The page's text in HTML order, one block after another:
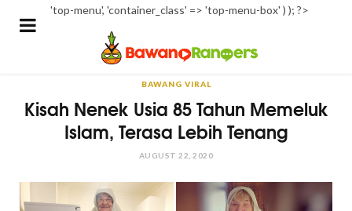
'top-menu', 'container_class' => 'top-menu-box' ) ); ?>
BAWANG VIRAL
Kisah Nenek Usia 85 Tahun Memeluk
Islam, Terasa Lebih Tenang
AUGUST 22, 2020